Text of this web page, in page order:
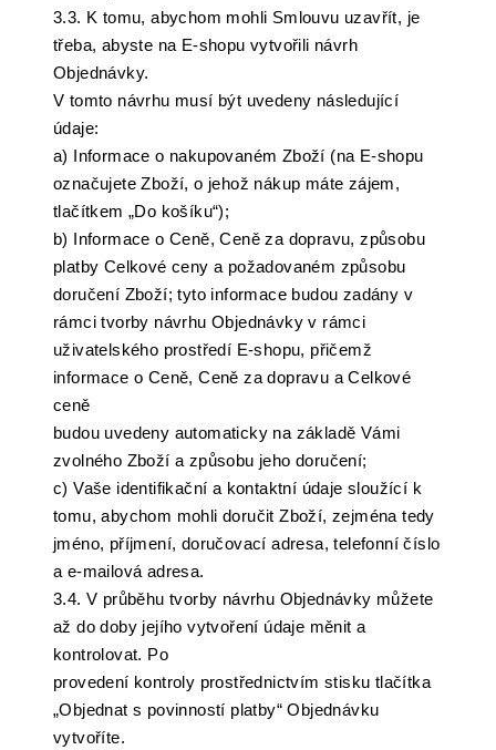
3.3. K tomu, abychom mohli Smlouvu uzavřít, je
třeba, abyste na E-shopu vytvořili návrh
Objednávky.
V tomto návrhu musí být uvedeny následující
údaje:
a) Informace o nakupovaném Zboží (na E-shopu
označujete Zboží, o jehož nákup máte zájem,
tlačítkem „Do košíku“);
b) Informace o Ceně, Ceně za dopravu, způsobu
platby Celkové ceny a požadovaném způsobu
doručení Zboží; tyto informace budou zadány v
rámci tvorby návrhu Objednávky v rámci
uživatelského prostředí E-shopu, přičemž
informace o Ceně, Ceně za dopravu a Celkové
ceně
budou uvedeny automaticky na základě Vámi
zvolného Zboží a způsobu jeho doručení;
c) Vaše identifikační a kontaktní údaje sloužící k
tomu, abychom mohli doručit Zboží, zejména tedy
jméno, příjmení, doručovací adresa, telefonní číslo
a e-mailová adresa.
3.4. V průběhu tvorby návrhu Objednávky můžete
až do doby jejího vytvoření údaje měnit a
kontrolovat. Po
provedení kontroly prostřednictvím stisku tlačítka
„Objednat s povinností platby“ Objednávku
vytvoříte.